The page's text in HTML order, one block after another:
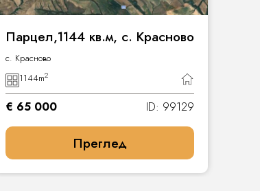
Парцел,1144 кв.м, с. Красново
с. Красново
1144m2
€ 65 000 ID: 99129
Преглед